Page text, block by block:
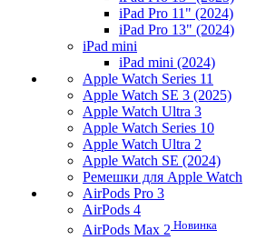
iPad Pro 11" (2024)
iPad Pro 13" (2024)
iPad mini
iPad mini (2024)
Apple Watch Series 11
Apple Watch SE 3 (2025)
Apple Watch Ultra 3
Apple Watch Series 10
Apple Watch Ultra 2
Apple Watch SE (2024)
Ремешки для Apple Watch
AirPods Pro 3
AirPods 4
AirPods Max 2 Новинка